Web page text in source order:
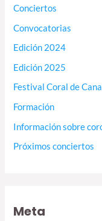
Conciertos
Convocatorias
Edición 2024
Edición 2025
Festival Coral de
Formación
Información sobre
Próximos conciertos
Meta